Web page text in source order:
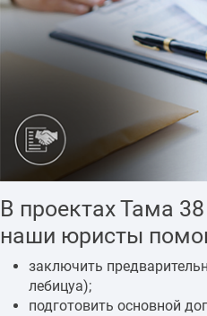
В проектах Тама
наши юристы
заключить
лебицуа);
подготовить основной